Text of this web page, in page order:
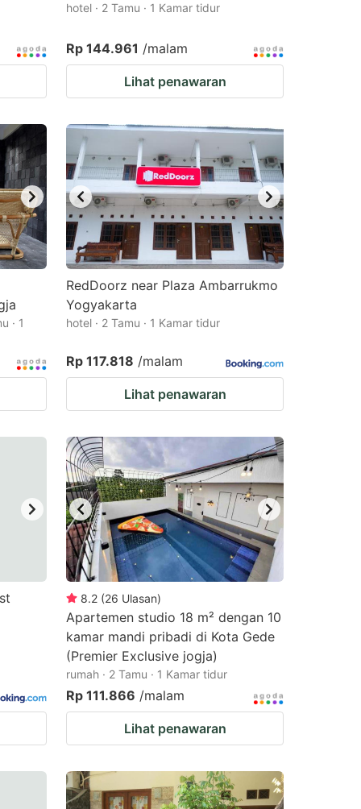
hotel · 2 Tamu · 1 Kamar tidur
Rp 144.961 /malam
Lihat penawaran
· 1
RedDoorz near Plaza Ambarrukmo
Yogyakarta
hotel · 2 Tamu · 1 Kamar tidur
Rp 117.818 /malam
Lihat penawaran
8.2 (26 Ulasan)
Apartemen studio 18 m² dengan 10
kamar mandi pribadi di Kota Gede
(Premier Exclusive jogja)
rumah · 2 Tamu · 1 Kamar tidur
Rp 111.866 /malam
Lihat penawaran